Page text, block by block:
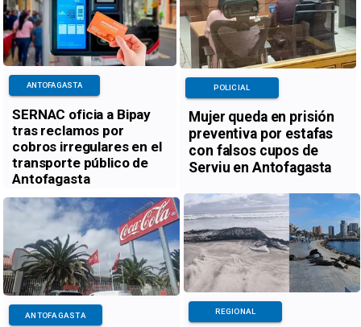
SERNAC oficia a Bipay
tras reclamos por
cobros irregulares en el
transporte público de
Antofagasta
ANTOFAGASTA
Mujer queda en prisión
preventiva por estafas
con falsos cupos de
Serviu en Antofagasta
POLICIAL
ANTOFAGASTA REGIONAL